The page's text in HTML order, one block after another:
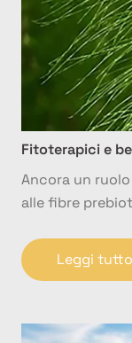
Fitoterapici e
Ancora un ruolo
alle fibre
Leggi tutto